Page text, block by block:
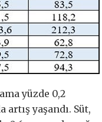
yüzde 0,2
yaşandı. Süt,